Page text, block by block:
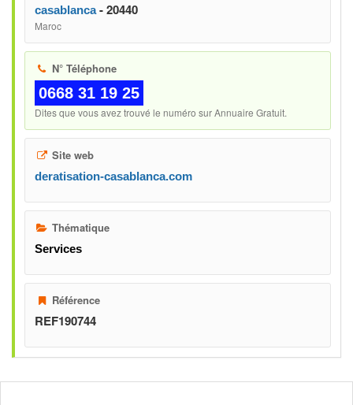
casablanca- 20440
Maroc
N° Téléphone
0668 31 19 25
Dites que vous avez trouvé le numéro sur Annuaire Gratuit.
Site web
deratisation-casablanca.com
Thématique
Services
Référence
REF190744